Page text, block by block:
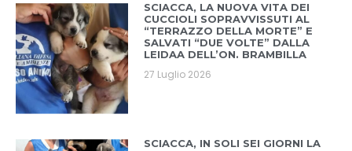
SCIACCA, LA NUOVA VITA DEI
CUCCIOLI SOPRAVVISSUTI AL
“TERRAZZO DELLA MORTE” E
SALVATI “DUE VOLTE” DALLA
LEIDAA DELL’ON. BRAMBILLA
27 Luglio 2026
SCIACCA, IN SOLI SEI GIORNI LA